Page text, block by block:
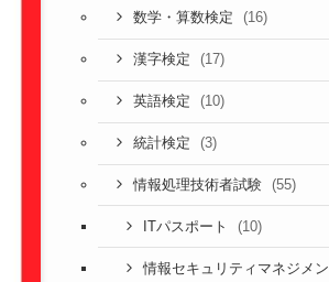
数学・算数検定 (16)
漢字検定 (17)
英語検定 (10)
統計検定 (3)
情報処理技術者試験 (55)
ITパスポート (10)
情報セキュリティマネジメン